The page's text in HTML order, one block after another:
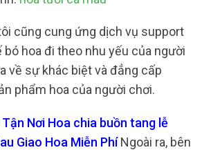
cũng cung ứng dịch vụ support
hoa đi theo nhu yếu của người
về sự khác biệt và đẳng cấp
phẩm hoa của người chơi.
Nơi Hoa chia buồn tang lễ
Giao Hoa Miễn PhíNgoài ra, bên